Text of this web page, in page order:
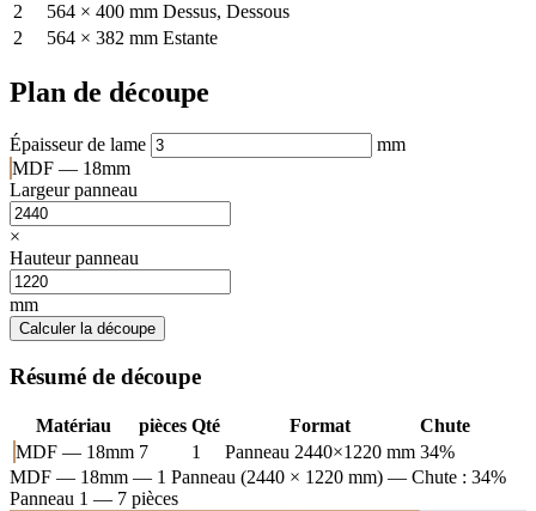
2
564 × 400 mm Dessus, Dessous
2
564 × 382 mm Estante
Plan de découpe
Épaisseur de lame
mm
MDF — 18mm
Largeur panneau
×
Hauteur panneau
mm
Calculer la découpe
Résumé de découpe
Matériau pièces Qté Format
Chute
MDF — 18mm 7 1 Panneau 2440×1220 mm 34%
MDF — 18mm — 1 Panneau (2440 × 1220 mm) — Chute : 34%
Panneau 1 — 7 pièces